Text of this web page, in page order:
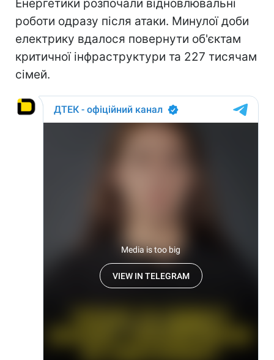
Енергетики розпочали відновлювальні
роботи одразу після атаки. Минулої доби
електрику вдалося повернути об'єктам
критичної інфраструктури та 227 тисячам
сімей.